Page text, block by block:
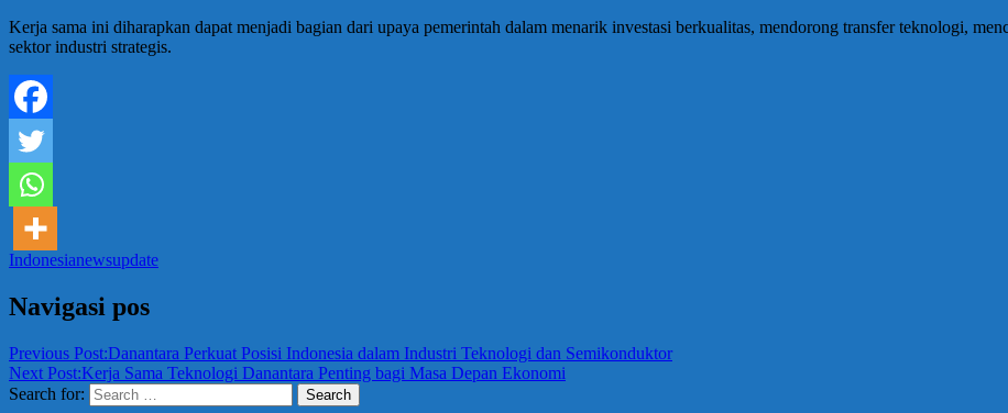
Kerja sama ini diharapkan dapat menjadi bagian dari upaya pemerintah dalam menarik investasi berkualitas, mendorong transfer teknologi,
sektor industri strategis.
Indonesianewsupdate
Navigasi pos
Previous Post:Danantara Perkuat Posisi Indonesia dalam Industri Teknologi dan Semikonduktor
Next Post:Kerja Sama Teknologi Danantara Penting bagi Masa Depan Ekonomi
Search for:
Search